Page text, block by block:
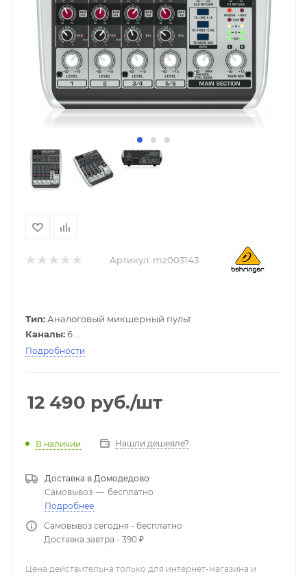
Артикул: mz003143
Тип: Аналоговый микшерный пульт
Каналы:6
Особенности:
Подробности
12 490 руб./шт
В наличии Нашли дешевле?
Доставка в Домодедово
Самовывоз — бесплатно
Подробнее
Самовывоз сегодня - бесплатно
Доставка завтра - 390 ₽
Цена действительна только для интернет-магазина и